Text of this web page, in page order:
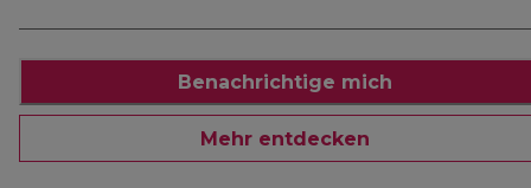
Benachrichtige mich
Mehr entdecken